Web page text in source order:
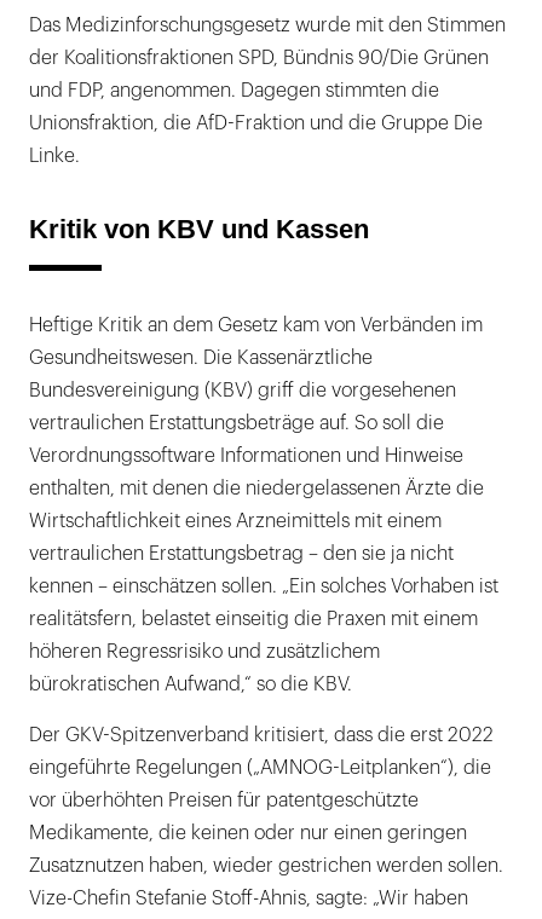
Das Medizinforschungsgesetz wurde mit den Stimmen
der Koalitionsfraktionen SPD, Bündnis 90/Die Grünen
und FDP, angenommen. Dagegen stimmten die
Unionsfraktion, die AfD-Fraktion und die Gruppe Die
Linke.
Kritik von KBV und Kassen
Heftige Kritik an dem Gesetz kam von Verbänden im
Gesundheitswesen. Die Kassenärztliche
Bundesvereinigung (KBV) griff die vorgesehenen
vertraulichen Erstattungsbeträge auf. So soll die
Verordnungssoftware Informationen und Hinweise
enthalten, mit denen die niedergelassenen Ärzte die
Wirtschaftlichkeit eines Arzneimittels mit einem
vertraulichen Erstattungsbetrag – den sie ja nicht
kennen – einschätzen sollen. „Ein solches Vorhaben ist
realitätsfern, belastet einseitig die Praxen mit einem
höheren Regressrisiko und zusätzlichem
bürokratischen Aufwand,“ so die KBV.
Der GKV-Spitzenverband kritisiert, dass die erst 2022
eingeführte Regelungen („AMNOG-Leitplanken“), die
vor überhöhten Preisen für patentgeschützte
Medikamente, die keinen oder nur einen geringen
Zusatznutzen haben, wieder gestrichen werden sollen.
Vize-Chefin Stefanie Stoff-Ahnis, sagte: „Wir haben